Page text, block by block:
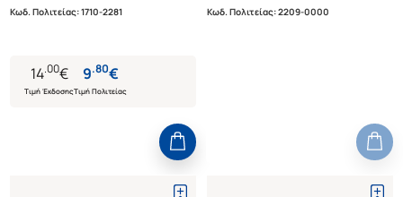
Κωδ. Πολιτείας:1710-2281
14.00€
Τιμή Έκδοσης
9.80€
Τιμή Πολιτείας
Κωδ. Πολιτείας:2209-0000